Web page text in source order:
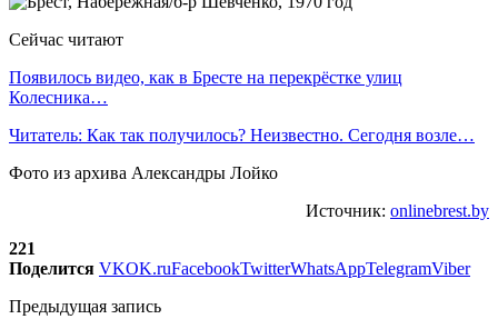
Сейчас читают
Появилось видео, как в Бресте на перекрёстке улиц
Колесника…
Читатель: Как так получилось? Неизвестно. Сегодня возле…
Фото из архива Александры Лойко
Источник: onlinebrest.by
221
Поделится VKOK.ruFacebookTwitterWhatsAppTelegramViber
Предыдущая запись